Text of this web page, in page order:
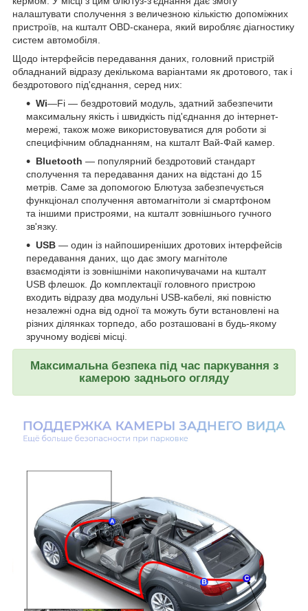
налаштувати сполучення з величезною кількістю допоміжних
пристроїв, на кшталт OBD-сканера, який виробляє діагностику
систем автомобіля.
Щодо інтерфейсів передавання даних, головний пристрій
обладнаний відразу декількома варіантами як дротового, так і
бездротового під'єднання, серед них:
Wi—Fi — бездротовий модуль, здатний забезпечити
максимальну якість і швидкість під'єднання до інтернет-
мережі, також може використовуватися для роботи зі
специфічним обладнанням, на кшталт Вай-Фай камер.
Bluetooth — популярний бездротовий стандарт
сполучення та передавання даних на відстані до 15
метрів. Саме за допомогою Блютуза забезпечується
функціонал сполучення автомагнітоли зі смартфоном
та іншими пристроями, на кшталт зовнішнього гучного
зв'язку.
USB — один із найпоширеніших дротових інтерфейсів
передавання даних, що дає змогу магнітоле
взаємодіяти із зовнішніми накопичувачами на кшталт
USB флешок. До комплектації головного пристрою
входить відразу два модульні USB-кабелі, які повністю
незалежні одна від одної та можуть бути встановлені на
різних ділянках торпедо, або розташовані в будь-якому
зручному водієві місці.
Максимальна безпека під час паркування з
камерою заднього огляду